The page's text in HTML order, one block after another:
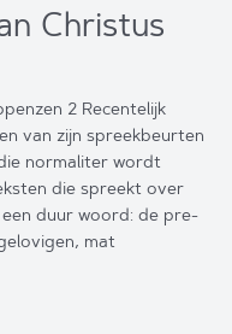
Christus
2 Recentelijk
van zijn spreekbeurten
normaliter wordt
die spreekt over
duur woord: de pre-
mat